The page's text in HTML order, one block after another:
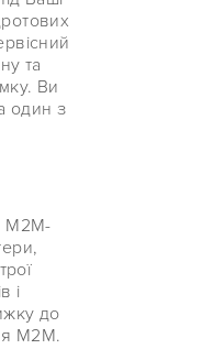
та
Ви
один з
М2М-
і
до
М2М.